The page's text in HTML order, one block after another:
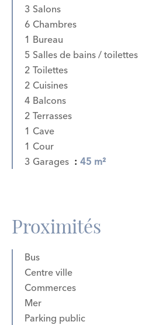
3 Salons
6 Chambres
1 Bureau
5 Salles de bains / toilettes
2 Toilettes
2 Cuisines
4 Balcons
2 Terrasses
1 Cave
1 Cour
3 Garages
45 m²
Proximités
Bus
Centre ville
Commerces
Mer
Parking public